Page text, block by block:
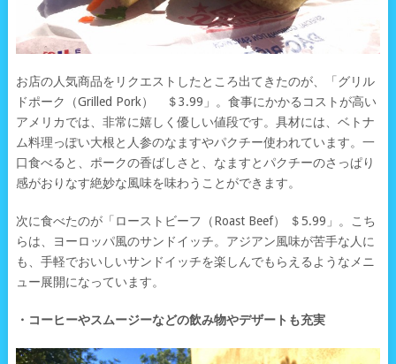
お店の人気商品をリクエストしたところ出てきたのが、「グリル
ドポーク（Grilled Pork） ＄3.99」。食事にかかるコストが高い
アメリカでは、非常に嬉しく優しい値段です。具材には、ベトナ
ム料理っぽい大根と人参のなますやパクチー使われています。一
口食べると、ポークの香ばしさと、なますとパクチーのさっぱり
感がおりなす絶妙な風味を味わうことができます。
次に食べたのが「ローストビーフ（Roast Beef） ＄5.99」。こち
らは、ヨーロッパ風のサンドイッチ。アジアン風味が苦手な人に
も、手軽でおいしいサンドイッチを楽しんでもらえるようなメニ
ュー展開になっています。
・コーヒーやスムージーなどの飲み物やデザートも充実